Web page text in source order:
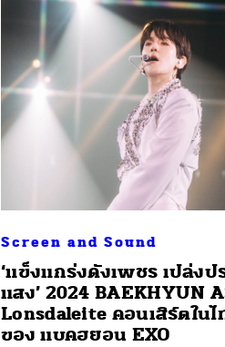
Screen and Sound
‘แข็งแกร่งดังเพชร เปล่งป
แสง’ 2024 BAEKHYUN
Lonsdaleite คอนเสิร์ตใน
ของ แบคฮยอน EXO